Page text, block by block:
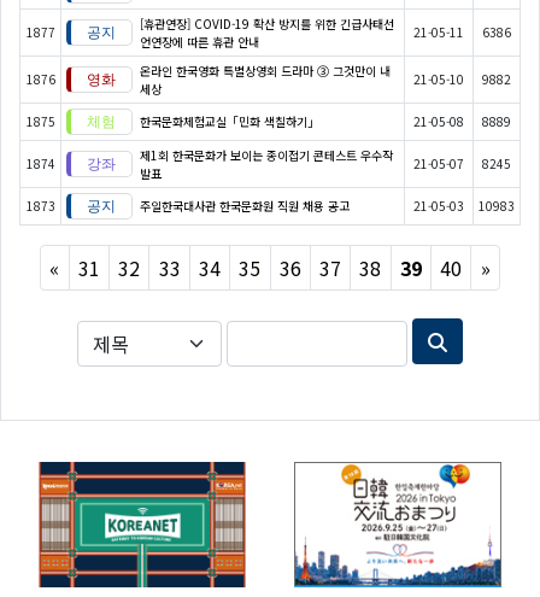
1877
[휴관연장] COVID-19 확산 방지를 위한 긴급사태선
언연장에 따른 휴관 안내
21-05-11 6386
1876
온라인 한국영화 특별상영회 드라마 ③ 그것만이 내
세상
21-05-10 9882
1875 한국문화체험교실「민화 색칠하기」 21-05-08 8889
1874
제1회 한국문화가 보이는 종이접기 콘테스트 우수작
발표
21-05-07 8245
1873 주일한국대사관 한국문화원 직원 채용 공고 21-05-03 10983
« Previous
31 32 33 34 35 36 37 38 39 40 »Next